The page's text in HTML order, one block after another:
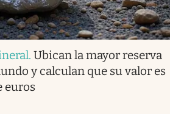
. Ubican la mayor reserva
y calculan que su valor es
euros